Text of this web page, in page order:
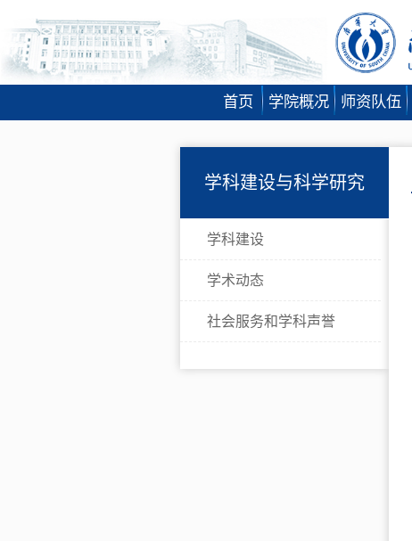
首页 学院概况 师资队伍
学科建设与科学研究
学科建设
学术动态
社会服务和学科声誉